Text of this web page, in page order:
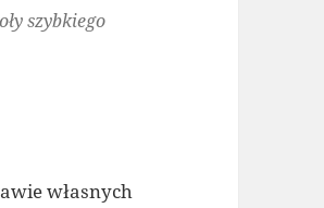
szybkiego
własnych